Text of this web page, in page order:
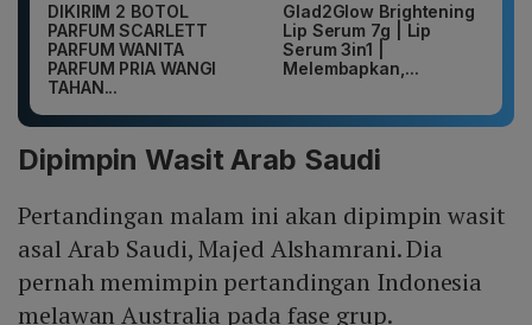
DIKIRIM 2 BOTOL
PARFUM SCARLETT
PARFUM WANITA
PARFUM PRIA WANGI
TAHAN...
Glad2Glow Brightening
Lip Serum 7g | Lip
Serum 3in1 |
Melembapkan,...
Dipimpin Wasit Arab Saudi
Pertandingan malam ini akan dipimpin wasit
asal Arab Saudi, Majed Alshamrani. Dia
pernah memimpin pertandingan Indonesia
melawan Australia pada fase grup.